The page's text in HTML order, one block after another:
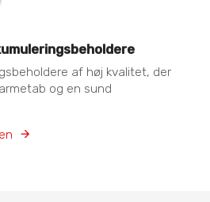
af høj kvalitet, der
og en sund